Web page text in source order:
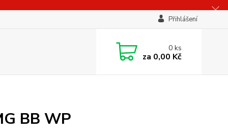
Přihlášení
0ks
za 0,00 Kč
BB WP